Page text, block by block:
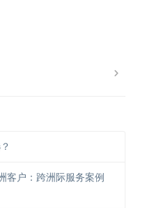
客户：跨洲际服务案例